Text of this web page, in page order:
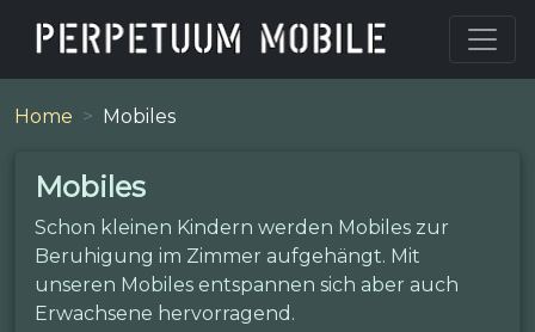
Home Mobiles
Mobiles
Schon kleinen Kindern werden Mobiles zur
Beruhigung im Zimmer aufgehängt. Mit
unseren Mobiles entspannen sich aber auch
Erwachsene hervorragend.